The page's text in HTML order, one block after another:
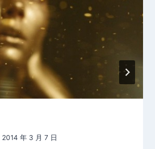
2014 年 3 月 7 日